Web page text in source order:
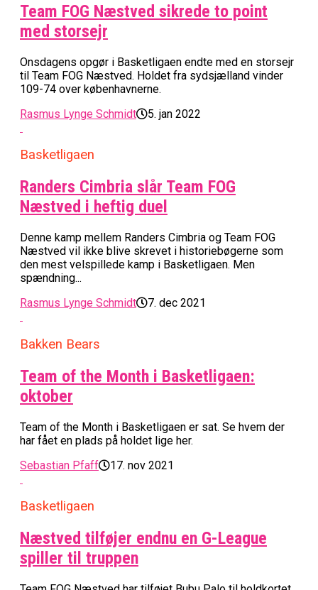
Team FOG Næstved sikrede to point
med storsejr
Onsdagens opgør i Basketligaen endte med en storsejr
til Team FOG Næstved. Holdet fra sydsjælland vinder
109-74 over københavnerne.
Rasmus Lynge Schmidt
5. jan 2022
Basketligaen
Randers Cimbria slår Team FOG
Næstved i heftig duel
Denne kamp mellem Randers Cimbria og Team FOG
Næstved vil ikke blive skrevet i historiebøgerne som
den mest velspillede kamp i Basketligaen. Men
spændning...
Rasmus Lynge Schmidt
7. dec 2021
Bakken Bears
Team of the Month i Basketligaen:
oktober
Team of the Month i Basketligaen er sat. Se hvem der
har fået en plads på holdet lige her.
Sebastian Pfaff
17. nov 2021
Basketligaen
Næstved tilføjer endnu en G-League
spiller til truppen